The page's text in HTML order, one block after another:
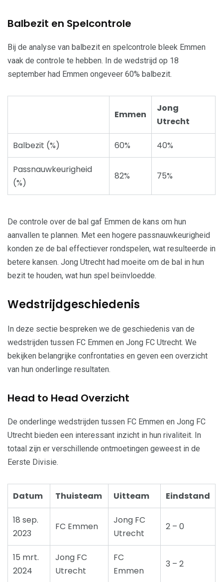
Balbezit en Spelcontrole
Bij de analyse van balbezit en spelcontrole bleek Emmen
vaak de controle te hebben. In de wedstrijd op 18
september had Emmen ongeveer 60% balbezit.
Emmen
Jong
Utrecht
Balbezit (%) 60% 40%
Passnauwkeurigheid
(%)
82% 75%
De controle over de bal gaf Emmen de kans om hun
aanvallen te plannen. Met een hogere passnauwkeurigheid
konden ze de bal effectiever rondspelen, wat resulteerde in
betere kansen. Jong Utrecht had moeite om de bal in hun
bezit te houden, wat hun spel beïnvloedde.
Wedstrijdgeschiedenis
In deze sectie bespreken we de geschiedenis van de
wedstrijden tussen FC Emmen en Jong FC Utrecht. We
bekijken belangrijke confrontaties en geven een overzicht
van hun onderlinge resultaten.
Head to Head Overzicht
De onderlinge wedstrijden tussen FC Emmen en Jong FC
Utrecht bieden een interessant inzicht in hun rivaliteit. In
totaal zijn er verschillende ontmoetingen geweest in de
Eerste Divisie.
Datum Thuisteam Uitteam Eindstand
18 sep.
2023
FC Emmen
Jong FC
Utrecht
2 – 0
15 mrt.
2024
Jong FC
Utrecht
FC
Emmen
3 – 2